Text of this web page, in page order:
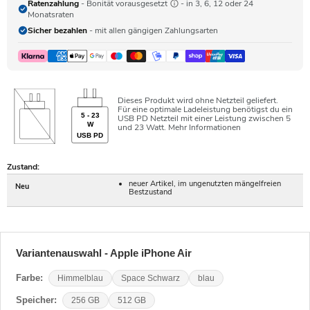
Ratenzahlung - Bonität vorausgesetzt
- in 3, 6, 12 oder 24
Monatsraten
Sicher bezahlen - mit allen gängigen Zahlungsarten
5 - 23
W
USB PD
Dieses Produkt wird ohne Netzteil geliefert.
Für eine optimale Ladeleistung benötigst du ein
USB PD Netzteil mit einer Leistung zwischen 5
und 23 Watt. Mehr Informationen
Zustand:
Neu
neuer Artikel, im ungenutzten mängelfreien
Bestzustand
Variantenauswahl - Apple iPhone Air
Farbe: Himmelblau Space Schwarz blau
Speicher: 256 GB 512 GB